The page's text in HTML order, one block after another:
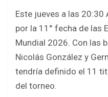
ce
b
o
o
k
tt
er
at
s
A
p
e
Este jueves a las 20:30
por la 11° fecha de las
Mundial 2026. Con las
Nicolás González y
tendría definido el 11
del torneo.